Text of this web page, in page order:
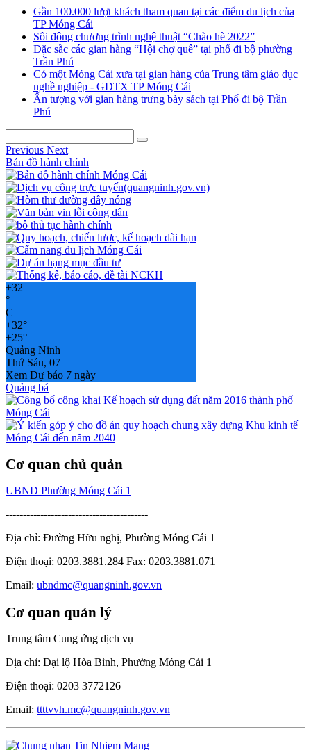
Gần 100.000 lượt khách tham quan tại các điểm du lịch của
TP Móng Cái
Sôi động chương trình nghệ thuật “Chào hè 2022”
Đặc sắc các gian hàng “Hội chợ quê” tại phố đi bộ phường
Trần Phú
Có một Móng Cái xưa tại gian hàng của Trung tâm giáo dục
nghề nghiệp - GDTX TP Móng Cái
Ấn tượng với gian hàng trưng bày sách tại Phố đi bộ Trần
Phú
Previous Next
Bản đồ hành chính
+32
°
C
+32°
+25°
Quảng Ninh
Thứ Sáu, 07
Xem Dự báo 7 ngày
Quảng bá
Cơ quan chủ quản
UBND Phường Móng Cái 1
-----------------------------------------
Địa chỉ: Đường Hữu nghị, Phường Móng Cái 1
Điện thoại: 0203.3881.284 Fax: 0203.3881.071
Email: ubndmc@quangninh.gov.vn
Cơ quan quản lý
Trung tâm Cung ứng dịch vụ
Địa chỉ: Đại lộ Hòa Bình, Phường Móng Cái 1
Điện thoại: 0203 3772126
Email: ttttvvh.mc@quangninh.gov.vn